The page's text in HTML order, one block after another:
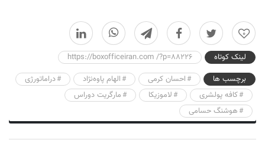
0
لینک کوتاه
https://boxofficeiran.com /?p=88226
برچسب ها
احسان کرمی الهام پاوه‌نژاد
دراماتورژی
کافه پولشری
لاموزیکا
مارگریت دوراس
هوشنگ حسامی